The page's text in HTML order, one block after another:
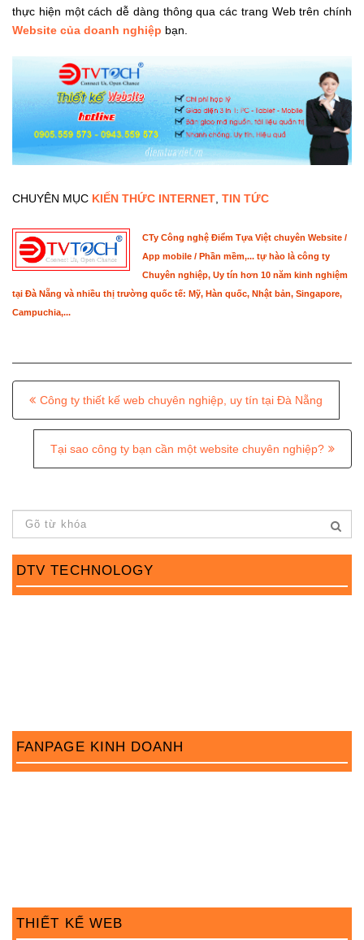
thực hiện một cách dễ dàng thông qua các trang Web trên chính
Website của doanh nghiệp bạn.
CHUYÊN MỤC KIẾN THỨC INTERNET TIN TỨC
CTy Công nghệ Điểm Tựa Việt chuyên Website /
App mobile / Phần mềm,... tự hào là công ty
Chuyên nghiệp, Uy tín hơn 10 năm kinh nghiệm
tại Đà Nẵng và nhiều thị trường quốc tế: Mỹ, Hàn quốc, Nhật bản, Singapore,
Campuchia,...
P
o
v
i
n
Công ty thiết kế web chuyên nghiệp, uy tín tại Đà Nẵng
Tại sao công ty bạn cần một website chuyên nghiệp?
DTV TECHNOLOGY
FANPAGE KINH DOANH
THIẾT KẾ WEB